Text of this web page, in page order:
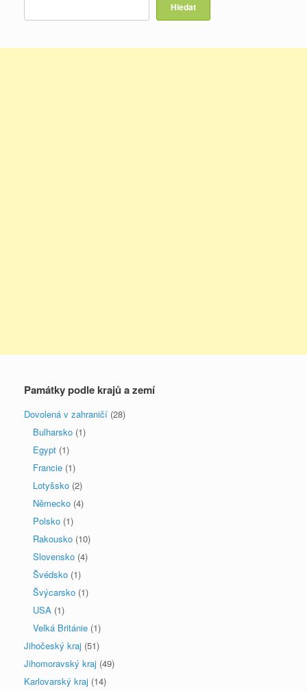
Hledat
Památky podle krajů a zemí
Dovolená v zahraničí (28)
Bulharsko (1)
Egypt (1)
Francie (1)
Lotyšsko (2)
Německo (4)
Polsko (1)
Rakousko (10)
Slovensko (4)
Švédsko (1)
Švýcarsko (1)
USA (1)
Velká Británie (1)
Jihočeský kraj (51)
Jihomoravský kraj (49)
Karlovarský kraj (14)